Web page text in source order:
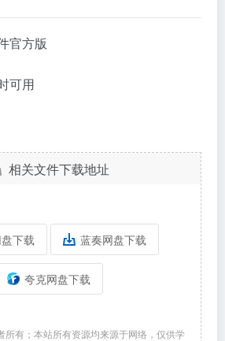
官方版
可用
相关文件下载地址
下载 蓝奏网盘下载
夸克网盘下载
所有；本站所有资源均来源于网络，仅供学